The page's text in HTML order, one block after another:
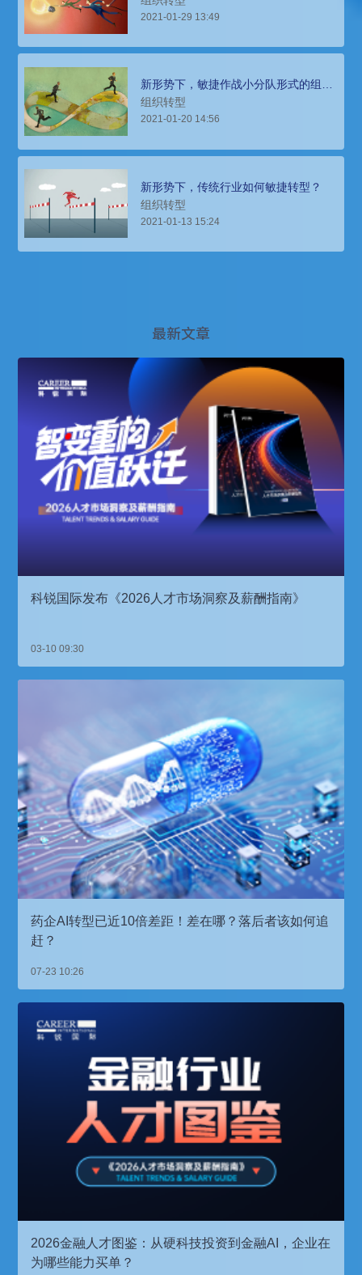
2021-01-29 13:49
新形势下，敏捷作战小分队形式的组织
实践（上）
组织转型
2021-01-20 14:56
新形势下，传统行业如何敏捷转型？
组织转型
2021-01-13 15:24
最新文章
科锐国际发布《2026人才市场洞察及薪酬指南》
03-10 09:30
药企AI转型已近10倍差距！差在哪？落后者该如何追
赶？
07-23 10:26
2026金融人才图鉴：从硬科技投资到金融AI，企业在
为哪些能力买单？